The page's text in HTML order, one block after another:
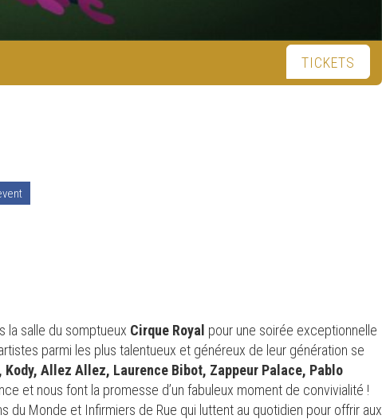
TICKETS
la salle du somptueux Cirque Royal pour une soirée exceptionnelle
parmi les plus talentueux et généreux de leur génération se
Allez Allez, Laurence Bibot, Zappeur Palace, Pablo
et nous font la promesse d’un fabuleux moment de convivialité !
Monde et Infirmiers de Rue qui luttent au quotidien pour offrir aux